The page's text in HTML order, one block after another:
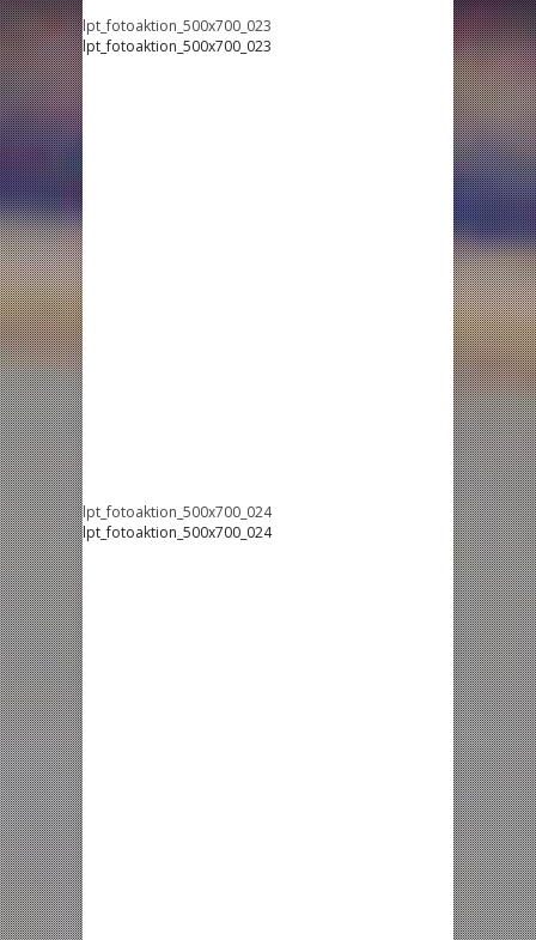
lpt_fotoaktion_500x700_023
lpt_fotoaktion_500x700_023
lpt_fotoaktion_500x700_024
lpt_fotoaktion_500x700_024